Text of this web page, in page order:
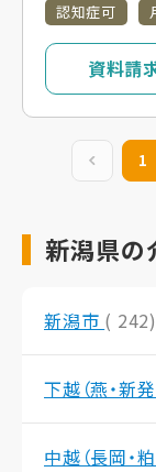
認知症可
資料請
前の1
新潟県の
新潟市 ( 242)
下越（燕・新発
中越（長岡・